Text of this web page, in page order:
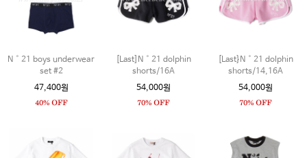
N˚21 boys underwear
set #2
47,400원
[Last]N˚21 dolphin
shorts/16A
54,000원
[Last}N˚21 dolphin
shorts/14,16A
54,000원